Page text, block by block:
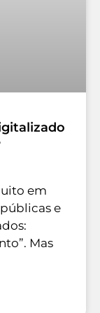
em
e
Mas